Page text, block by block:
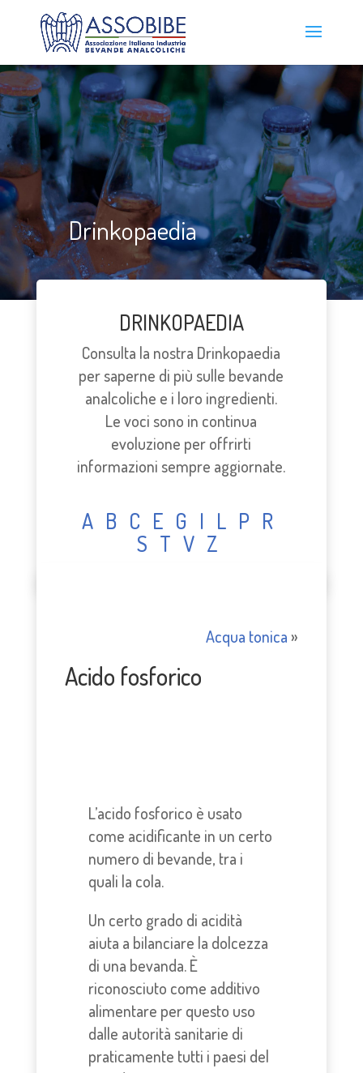
Drinkopaedia
DRINKOPAEDIA
Consulta la nostra Drinkopaedia
per saperne di più sulle bevande
analcoliche e i loro ingredienti.
Le voci sono in continua
evoluzione per offrirti
informazioni sempre aggiornate.
A B C E G I L P R
S T V Z
Acqua tonica »
Acido fosforico
L’acido fosforico è usato
come acidificante in un certo
numero di bevande, tra i
quali la cola.
Un certo grado di acidità
aiuta a bilanciare la dolcezza
di una bevanda. È
riconosciuto come additivo
alimentare per questo uso
dalle autorità sanitarie di
praticamente tutti i paesi del